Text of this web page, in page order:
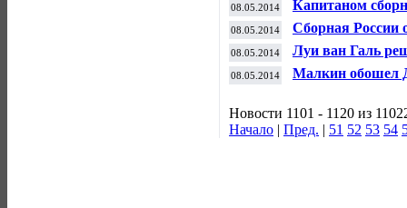
08.05.2014
Капитаном
будет Овечкин -
08.05.2014 Сборная России
08.05.2014 Луи ван Галь
08.05.2014
Малкин обошел
Новости 1101 - 1120 из
Начало | Пред. | 51 52 53 54